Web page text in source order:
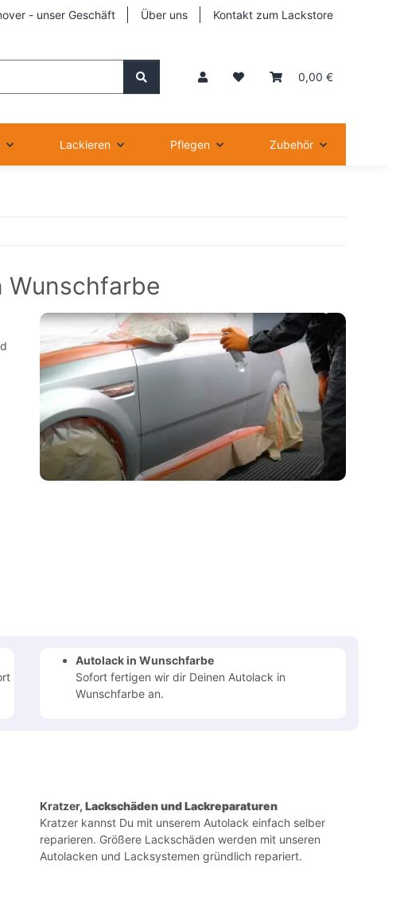
- unser Geschäft Über uns Kontakt zum Lackstore
0,00 €
Lackieren Pflegen Zubehör
Wunschfarbe
Autolack in Wunschfarbe
Sofort fertigen wir dir Deinen Autolack in
Wunschfarbe an.
Kratzer,Lackschäden und Lackreparaturen
Kratzer kannst Du mit unserem Autolack einfach selber
reparieren. Größere Lackschäden werden mit unseren
Autolacken und Lacksystemen gründlich repariert.